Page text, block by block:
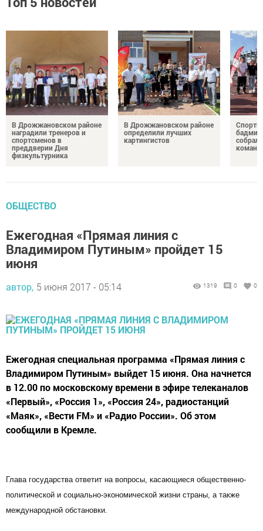
В Дрожжановском районе
наградили тренеров и
спортсменов в
преддверии Дня
физкультурника
В Дрожжановском районе
определили лучших
картингистов
ОБЩЕСТВО
Ежегодная «Прямая линия с
Владимиром Путиным» пройдет 15
июня
автор, 5 июня 2017 - 05:14 1319 0 0
Ежегодная специальная программа «Прямая линия с
Владимиром Путиным» выйдет 15 июня. Она начнется
в 12.00 по московскому времени в эфире телеканалов
«Первый», «Россия 1», «Россия 24», радиостанций
«Маяк», «Вести FM» и «Радио России». Об этом
сообщили в Кремле.
Глава государства ответит на вопросы, касающиеся общественно-
политической и социально-экономической жизни страны, а также
международной обстановки.